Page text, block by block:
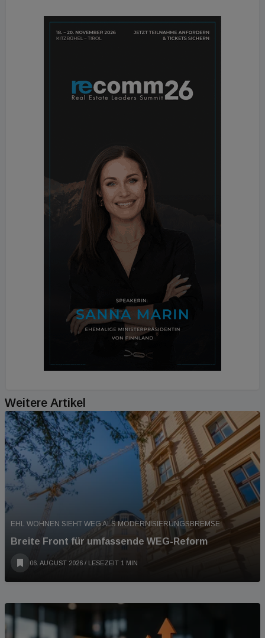
Weitere Artikel
EHL WOHNEN SIEHT WEG ALS MODERNISIERUNGSBREMSE
Breite Front für umfassende WEG-Reform
06. AUGUST 2026 / LESEZEIT 1 MIN